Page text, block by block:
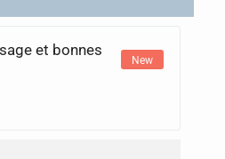
et bonnes
New